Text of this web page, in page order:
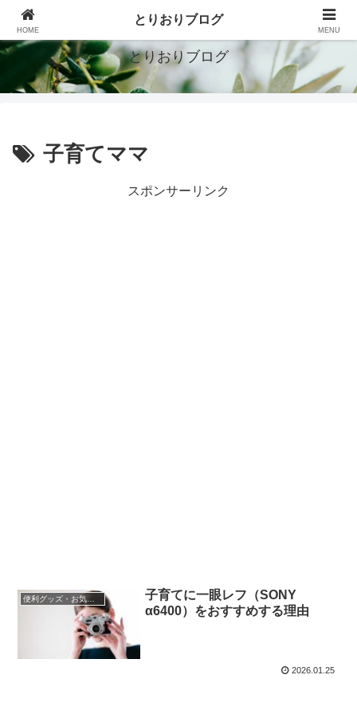
シンプルで豊かな暮らしを目指す
とりおりブログ
子育てママ
スポンサーリンク
便利グッズ・お気に入り小物
子育てに一眼レフ（SONY
α6400）をおすすめする理由
2026.01.25
HOME
とりおりブログ
MENU